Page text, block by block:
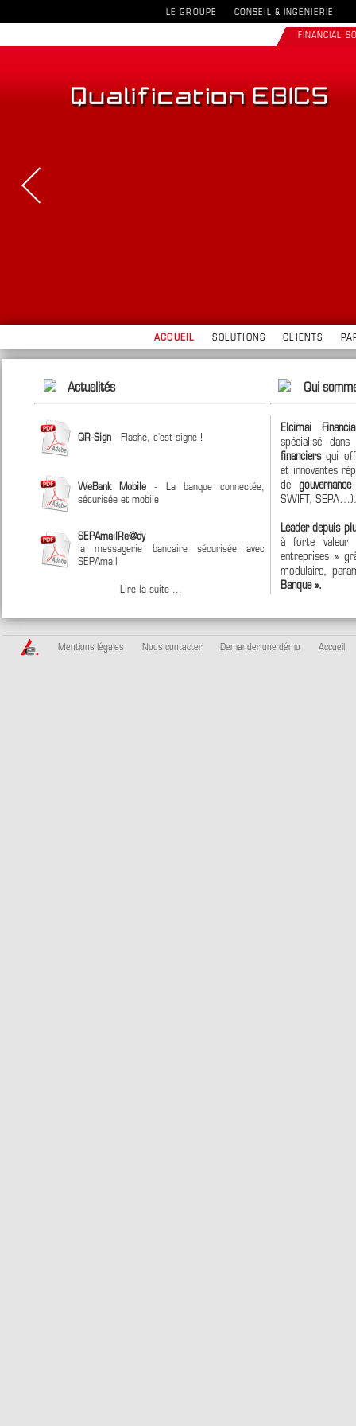
LE GROUPE CONSEIL & INGENIERIE
FINANCIAL
ACCUEIL SOLUTIONS CLIENTS
Actualités
QR-Sign - Flashé, c'est signé !
WeBank Mobile- La banque connectée,
sécurisée et mobile
SEPAmailRe@dy
la messagerie bancaire sécurisée avec
SEPAmail
Lire la suite ...
Qui
Elcimai
spécialisé
financiersqui
et innovantes
de
SWIFT, SEPA…).
Leader depuis
à forte valeur
entreprises »
modulaire,
Banque ».
Mentions légales Nous contacter Demander une démo Accueil